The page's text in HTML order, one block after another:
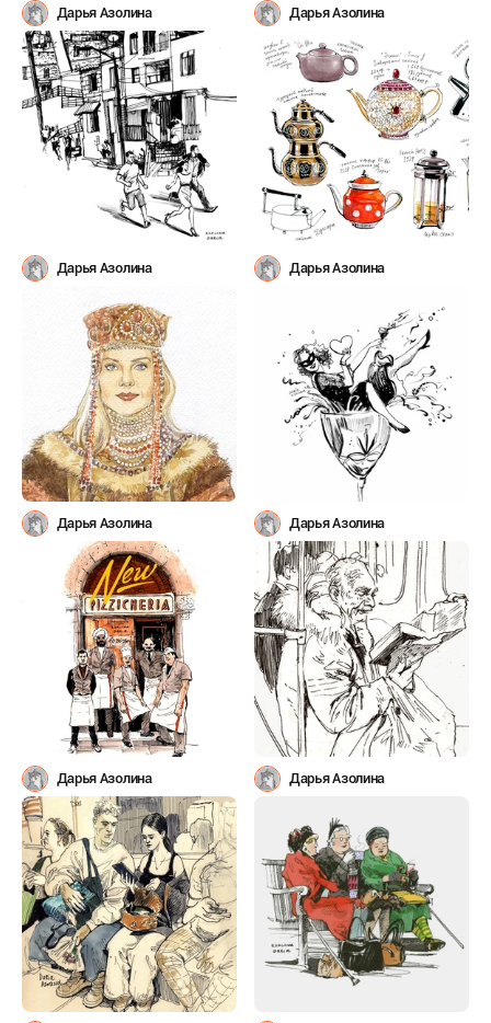
Дарья Азолина Дарья Азолина
Дарья Азолина Дарья Азолина
Дарья Азолина Дарья Азолина
Дарья Азолина Дарья Азолина